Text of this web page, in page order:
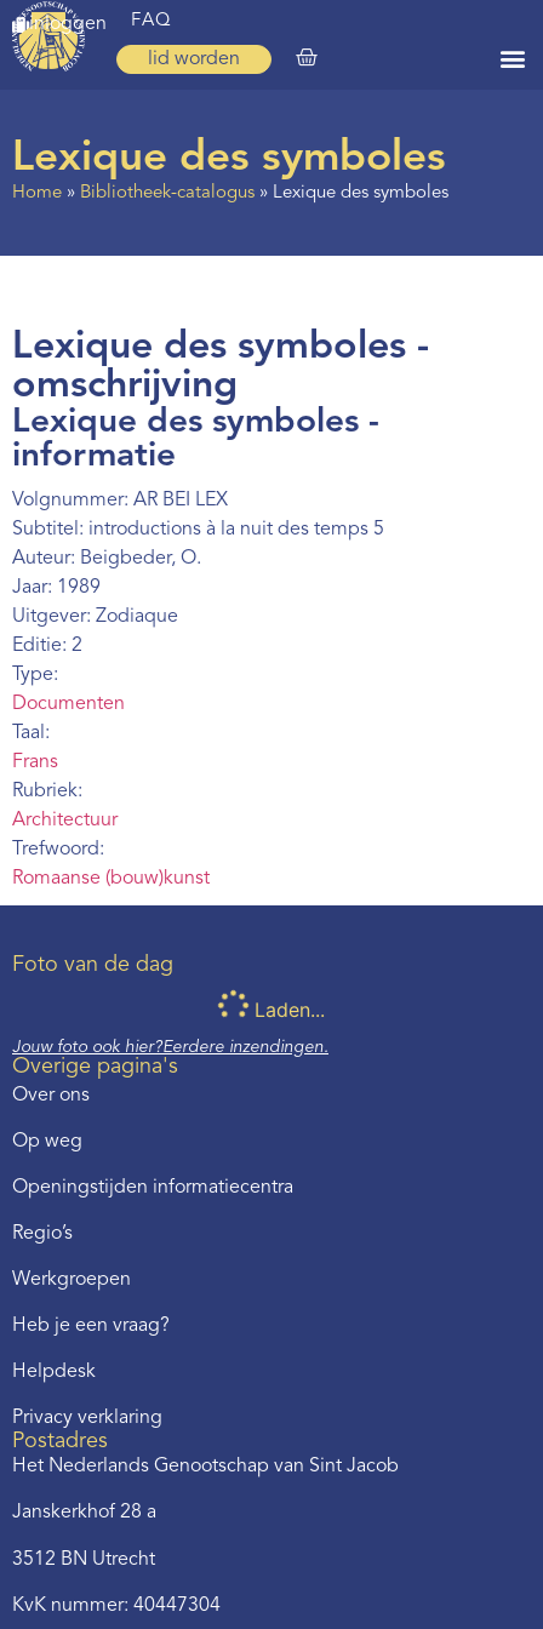
inloggen FAQ
lid worden
Zoeken
Ervaringen
Regio’s
Nieuws
Agenda
Webshop
Contact
Lexique des symboles
Home » Bibliotheek-catalogus » Lexique des symboles
Lexique des symboles -
omschrijving
Lexique des symboles -
informatie
Volgnummer: AR BEI LEX
Subtitel: introductions à la nuit des temps 5
Auteur: Beigbeder, O.
Jaar: 1989
Uitgever: Zodiaque
Editie: 2
Type:
Documenten
Taal:
Frans
Rubriek:
Architectuur
Trefwoord:
Romaanse (bouw)kunst
Foto van de dag
Laden...
Jouw foto ook hier?Eerdere inzendingen.
Overige pagina's
Over ons
Op weg
Openingstijden informatiecentra
Regio’s
Werkgroepen
Heb je een vraag?
Helpdesk
Privacy verklaring
Postadres
Het Nederlands Genootschap van Sint Jacob
Janskerkhof 28 a
3512 BN Utrecht
KvK nummer: 40447304